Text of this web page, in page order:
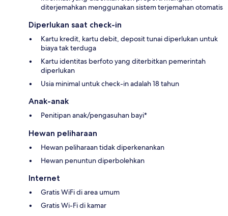
diterjemahkan menggunakan sistem terjemahan otomatis
Diperlukan saat check-in
Kartu kredit, kartu debit, deposit tunai diperlukan untuk
biaya tak terduga
Kartu identitas berfoto yang diterbitkan pemerintah
diperlukan
Usia minimal untuk check-in adalah 18 tahun
Anak-anak
Penitipan anak/pengasuhan bayi*
Hewan peliharaan
Hewan peliharaan tidak diperkenankan
Hewan penuntun diperbolehkan
Internet
Gratis WiFi di area umum
Gratis Wi-Fi di kamar